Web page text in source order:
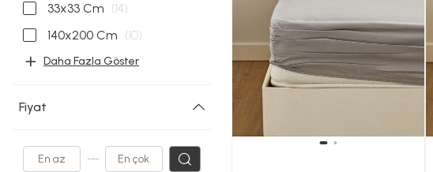
33x33 Cm (14)
140x200 Cm (10)
Daha Fazla Göster
Fiyat
---